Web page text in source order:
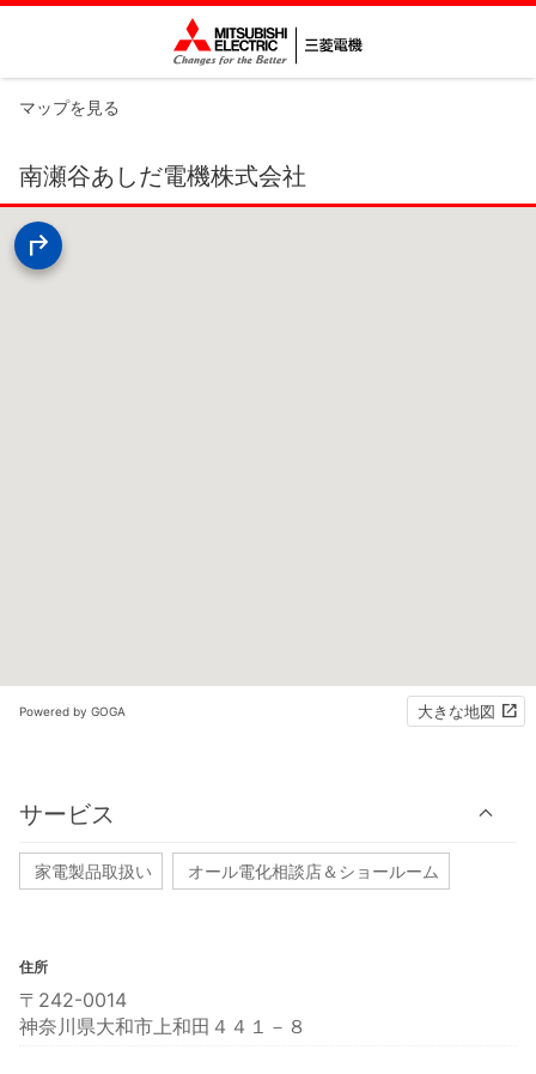
マップを見る
南瀬谷あしだ電機株式会社
Powered by GOGA 大きな地図
サービス
家電製品取扱い オール電化相談店＆ショールーム
住所
〒242-0014
神奈川県大和市上和田４４１－８